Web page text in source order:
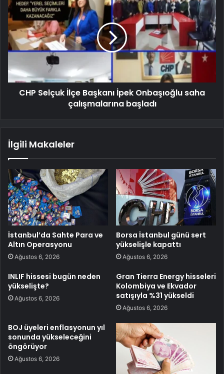
CHP Selçuk İlçe Başkanı İpek Onbaşıoğlu saha
çalışmalarına başladı
İlgili Makaleler
İstanbul’da Sahte Para ve
Altın Operasyonu
Ağustos 6, 2026
Borsa İstanbul günü sert
yükselişle kapattı
Ağustos 6, 2026
INLIF hissesi bugün neden
yükselişte?
Ağustos 6, 2026
Gran Tierra Energy hisseleri
Kolombiya ve Ekvador
satışıyla %31 yükseldi
Ağustos 6, 2026
BOJ üyeleri enflasyonun yıl
sonunda yükseleceğini
öngörüyor
Ağustos 6, 2026